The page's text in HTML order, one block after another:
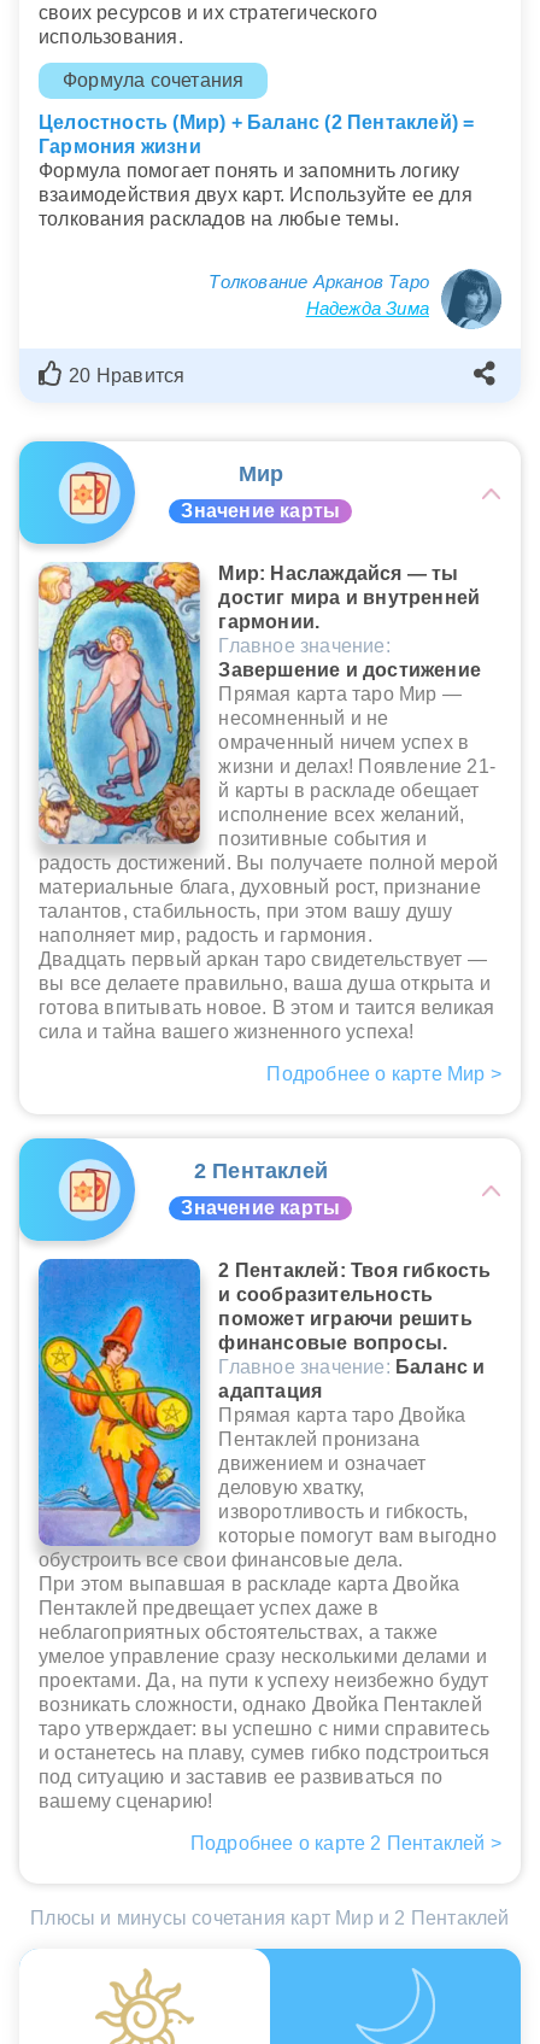
своих ресурсов и их стратегического
использования.
Формула сочетания
Целостность (Мир) + Баланс (2 Пентаклей) =
Гармония жизни
Формула помогает понять и запомнить логику
взаимодействия двух карт. Используйте ее для
толкования раскладов на любые темы.
Толкование Арканов Таро
Надежда Зима
20 Нравится
Мир
Значение карты
Мир: Наслаждайся — ты
достиг мира и внутренней
гармонии.
Главное значение:
Завершение и достижение
Прямая карта таро Мир —
несомненный и не
омраченный ничем успех в
жизни и делах! Появление 21-
й карты в раскладе обещает
исполнение всех желаний,
позитивные события и
радость достижений. Вы получаете полной мерой
материальные блага, духовный рост, признание
талантов, стабильность, при этом вашу душу
наполняет мир, радость и гармония.
Двадцать первый аркан таро свидетельствует —
вы все делаете правильно, ваша душа открыта и
готова впитывать новое. В этом и таится великая
сила и тайна вашего жизненного успеха!
Подробнее о карте Мир >
2 Пентаклей
Значение карты
2 Пентаклей: Твоя гибкость
и сообразительность
поможет играючи решить
финансовые вопросы.
Главное значение: Баланс и
адаптация
Прямая карта таро Двойка
Пентаклей пронизана
движением и означает
деловую хватку,
изворотливость и гибкость,
которые помогут вам выгодно
обустроить все свои финансовые дела.
При этом выпавшая в раскладе карта Двойка
Пентаклей предвещает успех даже в
неблагоприятных обстоятельствах, а также
умелое управление сразу несколькими делами и
проектами. Да, на пути к успеху неизбежно будут
возникать сложности, однако Двойка Пентаклей
таро утверждает: вы успешно с ними справитесь
и останетесь на плаву, сумев гибко подстроиться
под ситуацию и заставив ее развиваться по
вашему сценарию!
Подробнее о карте 2 Пентаклей >
Плюсы и минусы сочетания карт Мир и 2 Пентаклей